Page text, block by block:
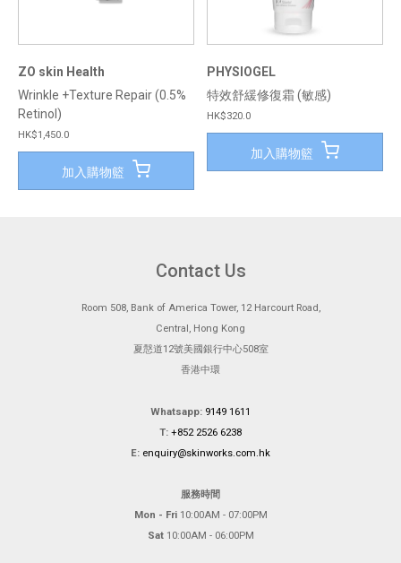
ZO skin Health
Wrinkle +Texture Repair (0.5%
Retinol)
HK$1,450.0
加入購物籃
PHYSIOGEL
特效舒緩修復霜 (敏感)
HK$320.0
加入購物籃
Contact Us
Room 508, Bank of America Tower, 12 Harcourt Road,
Central, Hong Kong
夏慤道12號美國銀行中心508室
香港中環
Whatsapp: 9149 1611
T: +852 2526 6238
E: enquiry@skinworks.com.hk
服務時間
Mon - Fri10:00AM - 07:00PM
Sat10:00AM - 06:00PM